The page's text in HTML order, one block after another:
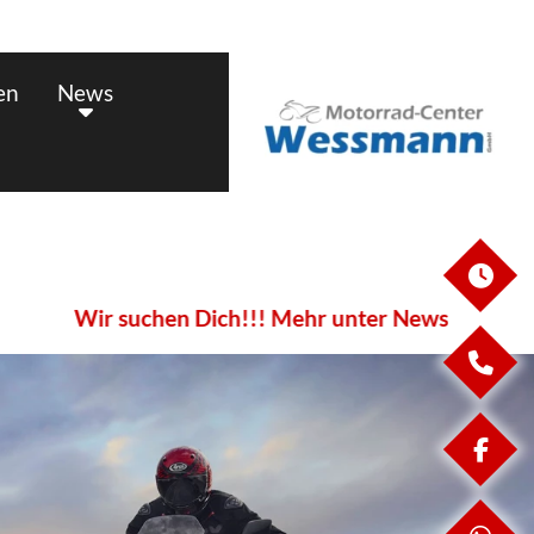
News
suchen Dich!!! Mehr unter News